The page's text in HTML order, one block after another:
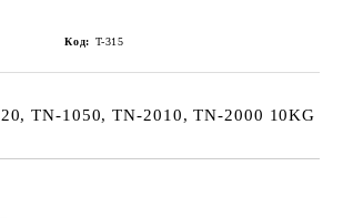
Код: T-315
TN-1050, TN-2010, TN-2000 10KG